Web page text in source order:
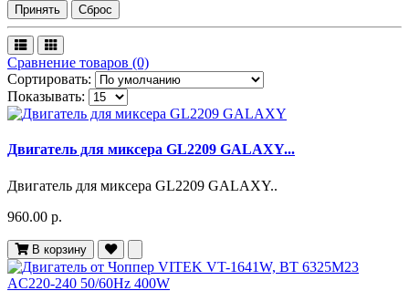
Сравнение товаров (0)
Сортировать:
Показывать:
Двигатель для миксера GL2209 GALAXY...
Двигатель для миксера GL2209 GALAXY..
960.00 р.
В корзину